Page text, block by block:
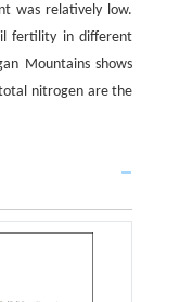
was relatively low.
fertility in different
Mountains shows
nitrogen are the